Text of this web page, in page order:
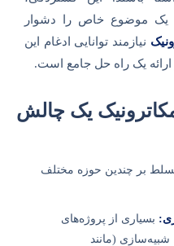
یک موضوع خاص را دشوار
نیازمند توانایی ادغام این
یک راه حل جامع است.
یک چالش
تسلط بر چندین حوزه مختلف
بسیاری از پروژه‌های
(مانند